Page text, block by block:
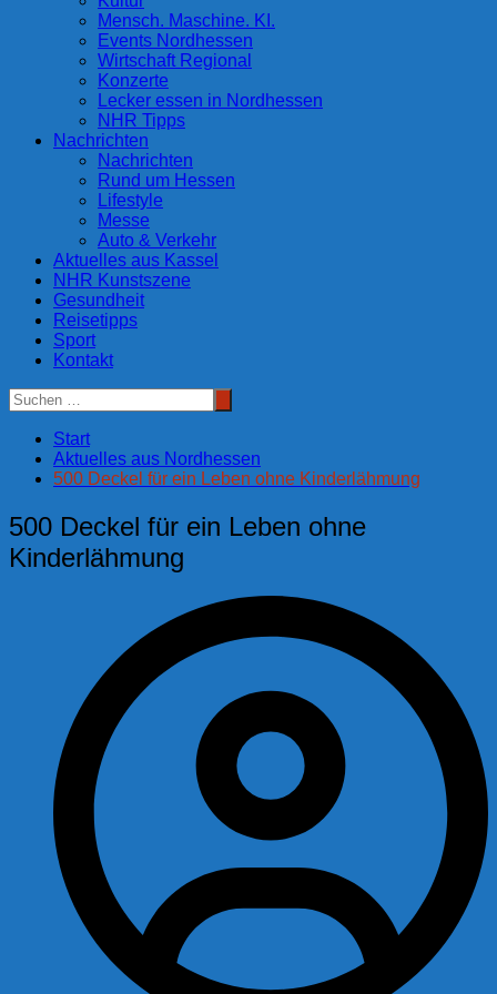
Mensch. Maschine. KI.
Events Nordhessen
Wirtschaft Regional
Konzerte
Lecker essen in Nordhessen
NHR Tipps
Nachrichten
Nachrichten
Rund um Hessen
Lifestyle
Messe
Auto & Verkehr
Aktuelles aus Kassel
NHR Kunstszene
Gesundheit
Reisetipps
Sport
Kontakt
Start
Aktuelles aus Nordhessen
500 Deckel für ein Leben ohne Kinderlähmung
500 Deckel für ein Leben ohne
Kinderlähmung